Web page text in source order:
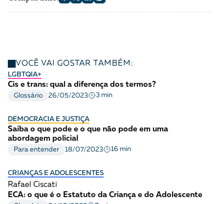
VOCÊ VAI GOSTAR TAMBÉM:
LGBTQIA+
Cis e trans: qual a diferença dos termos?
Glossário 26/05/2023 3 min
DEMOCRACIA E JUSTIÇA
Saiba o que pode e o que não pode em uma
abordagem policial
Para entender 18/07/2023 16 min
CRIANÇAS E ADOLESCENTES
Rafael Ciscati
ECA: o que é o Estatuto da Criança e do Adolescente